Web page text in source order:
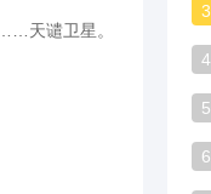
天谴卫星。
3
4
5
6